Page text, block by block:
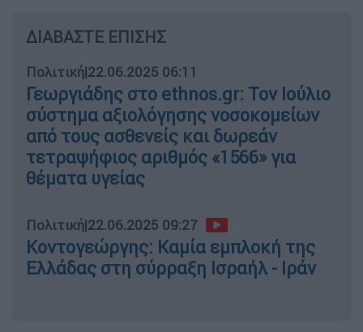
ΔΙΑΒΑΣΤΕ ΕΠΙΣΗΣ
Πολιτική|22.06.2025 06:11
Γεωργιάδης στο ethnos.gr: Τον Ιούλιο
σύστημα αξιολόγησης νοσοκομείων
από τους ασθενείς και δωρεάν
τετραψήφιος αριθμός «1566» για
θέματα υγείας
Πολιτική|22.06.2025 09:27
Κοντογεώργης: Καμία εμπλοκή της
Ελλάδας στη σύρραξη Ισραήλ - Ιράν